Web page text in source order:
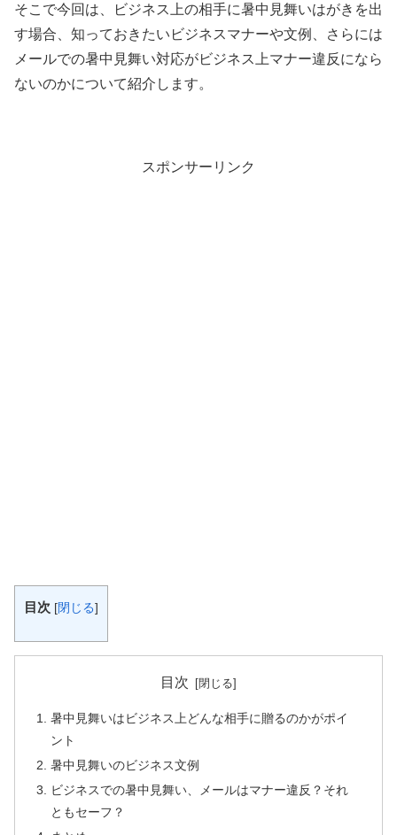
そこで今回は、ビジネス上の相手に暑中見舞いはがきを出
す場合、知っておきたいビジネスマナーや文例、さらには
メールでの暑中見舞い対応がビジネス上マナー違反になら
ないのかについて紹介します。
スポンサーリンク
目次 [閉じる]
目次
暑中見舞いはビジネス上どんな相手に贈るのかがポイ
ント
暑中見舞いのビジネス文例
ビジネスでの暑中見舞い、メールはマナー違反？それ
ともセーフ？